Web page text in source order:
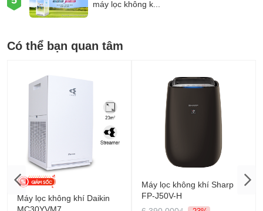
máy lọc không k...
Có thể bạn quan tâm
Máy lọc không khí Daikin
Máy lọc không khí Sharp
FP-J50V-H